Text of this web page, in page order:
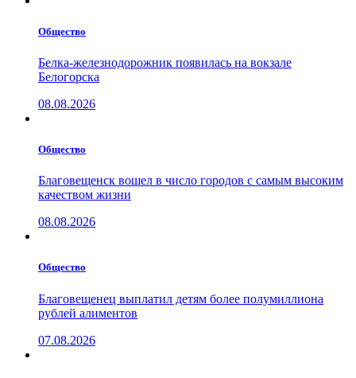
Общество
Белка-железнодорожник появилась на вокзале
Белогорска
08.08.2026
Общество
Благовещенск вошел в число городов с самым высоким
качеством жизни
08.08.2026
Общество
Благовещенец выплатил детям более полумиллиона
рублей алиментов
07.08.2026